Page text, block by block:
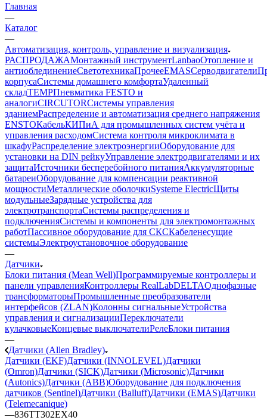
Главная
—
Каталог
—
Автоматизация, контроль, управление и визуализация
РАСПРОДАЖАМонтажный инструментLanbaoОтопление и
антиоблединениеСветотехникаПрочееEMASCерводвигатели
корпусаСистемы домашнего комфортаУдаленный
складTEMPПневматика FESTO и
аналогиCIRCUTORСистемы управления
зданиемРаспределение и автоматизация среднего напряжения
ENSTOКабельКИПиА для промышленных систем учёта и
управления расходомСистема контроля микроклимата в
шкафуРаспределение электроэнергииОборудование для
установки на DIN рейкуУправление электродвигателями и их
защитаИсточники бесперебойного питанияАккумуляторные
батареиОборудование для компенсации реактивной
мощностиМеталлические оболочкиSysteme ElectricЩиты
модульныеЗарядные устройства для
электротранспортаСистемы распределения и
подключенияСистемы и компоненты для электромонтажных
работПассивное оборудование для СКСКабеленесущие
системыЭлектроустановочное оборудование
—
Датчики
Блоки питания (Mean Well)Программируемые контроллеры и
панели управленияКонтроллеры RealLabDELTAОднофазные
трансформаторыПромышленные преобразователи
интерфейсов (ZLAN)Колонны сигнальныеУстройства
управления и сигнализацииПереключатели
кулачковыеКонцевые выключателиРелеБлоки питания
—
Датчики (Allen Bradley)
Датчики (EKF)Датчики (INNOLEVEL)Датчики
(Omron)Датчики (SICK)Датчики (Microsonic)Датчики
(Autonics)Датчики (ABB)Оборудование для подключения
датчиков (Sentinel)Датчики (Balluff)Датчики (EMAS)Датчики
(Telemecanique)
—836TT302EX40